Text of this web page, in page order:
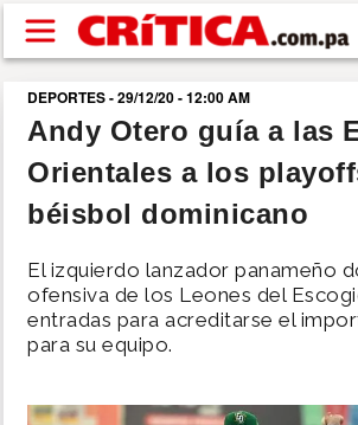
Pasar al contenido principal
buscar
SUCESOS
POLÍTICA
DEPORTES - 29/12/20 - 12:00 AM
Andy Otero guía a las
Orientales a los
béisbol dominicano
El izquierdo lanzador panameño
ofensiva de los Leones del
entradas para acreditarse el
para su equipo.